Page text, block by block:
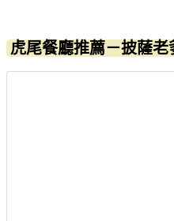
虎尾餐廳推薦－披薩老